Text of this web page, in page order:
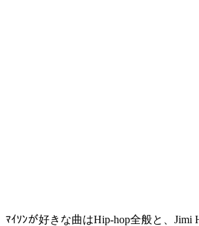
ﾏｲｿﾝが好きな曲はHip-hop全般と、Jimi